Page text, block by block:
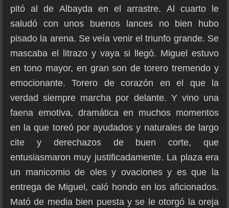
pitó al de Albayda en el arrastre. Al cuarto le
saludó con unos buenos lances no bien hubo
pisado la arena. Se veía venir el triunfo grande. Se
mascaba el litrazo y vaya si llegó. Miguel estuvo
en tono mayor, en gran son de torero tremendo y
emocionante. Torero de corazón en el que la
verdad siempre marcha por delante. Y vino una
faena emotiva, dramática en muchos momentos
en la que toreó por ayudados y naturales de largo
cite y derechazos de buen corte, que
entusiasmaron muy justificadamente. La plaza era
un manicomio de oles y ovaciones y es que la
entrega de Miguel, caló hondo en los aficionados.
Mató de media bien puesta y se le otorgó la oreja